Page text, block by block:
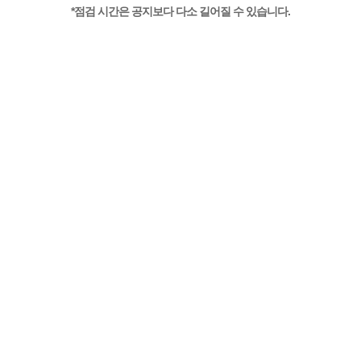
*점검 시간은 공지보다 다소 길어질 수 있습니다.